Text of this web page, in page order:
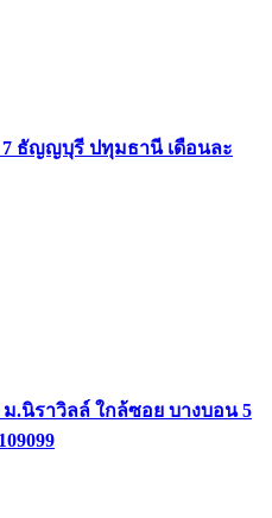
7 ธัญญบุรี ปทุมธานี เดือนละ
.นิราวิลล์ ใกล้ซอย บางบอน 5